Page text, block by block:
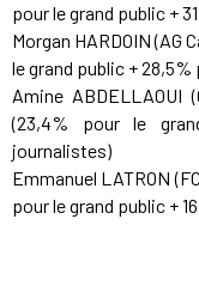
pour le grand public +
Morgan HARDOIN (AG
le grand public +
Amine ABDELLAOUI
(23,4% pour le
journalistes)
Emmanuel LATRON
pour le grand public +